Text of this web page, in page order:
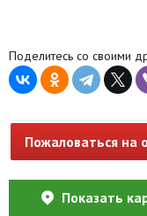
Поделитесь со своими
Пожаловаться на
Показать